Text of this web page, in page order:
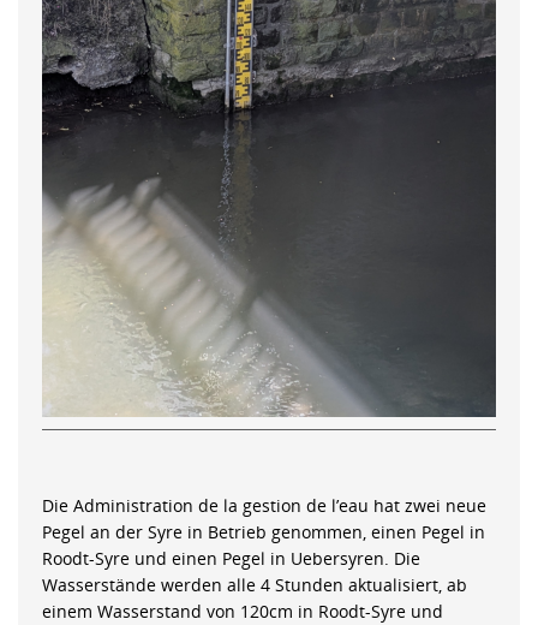
Die Administration de la gestion de l’eau hat zwei neue
Pegel an der Syre in Betrieb genommen, einen Pegel in
Roodt-Syre und einen Pegel in Uebersyren. Die
Wasserstände werden alle 4 Stunden aktualisiert, ab
einem Wasserstand von 120cm in Roodt-Syre und